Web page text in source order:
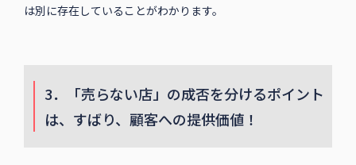
ーツ”が持つ「敷居が高い」「注文に際して拘束時間が長い」
が、顧客にとっての価値です。
この2社の例から、「売らない店」というのはあくまでビジネ